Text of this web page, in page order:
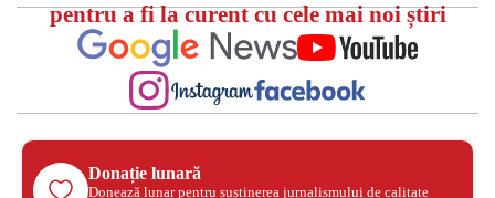
pentru a fi la curent cu cele mai noi știri
Donație lunară
Donează lunar pentru susținerea jurnalismului de calitate